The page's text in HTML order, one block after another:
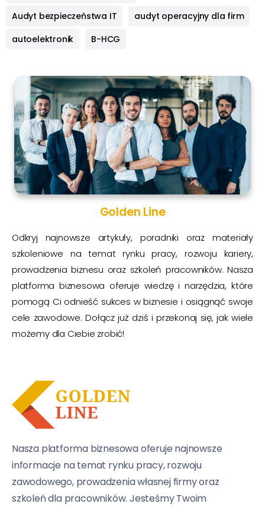
Audyt bezpieczeństwa IT
audyt operacyjny dla firm
autoelektronik
B-HCG
Golden Line
Odkryj najnowsze artykuły, poradniki oraz materiały
szkoleniowe na temat rynku pracy, rozwoju kariery,
prowadzenia biznesu oraz szkoleń pracowników. Nasza
platforma biznesowa oferuje wiedzę i narzędzia, które
pomogą Ci odnieść sukces w biznesie i osiągnąć swoje
cele zawodowe. Dołącz już dziś i przekonaj się, jak wiele
możemy dla Ciebie zrobić!
Nasza platforma biznesowa oferuje najnowsze
informacje na temat rynku pracy, rozwoju
zawodowego, prowadzenia własnej firmy oraz
szkoleń dla pracowników. Jesteśmy Twoim